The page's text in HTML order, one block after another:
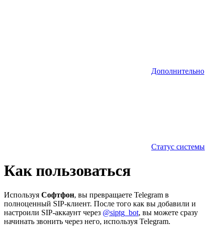
Дополнительно
Статус системы
Как пользоваться
Используя Софтфон, вы превращаете Telegram в
полноценный SIP-клиент. После того как вы добавили и
настроили SIP-аккаунт через @siptg_bot, вы можете сразу
начинать звонить через него, используя Telegram.